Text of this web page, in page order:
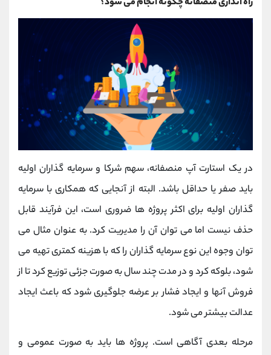
در یک استارت آپ منصفانه، سهم شرکا و سرمایه گذاران اولیه
باید صفر یا حداقل باشد. البته از آنجایی که همکاری با سرمایه
گذاران اولیه برای اکثر پروژه ها ضروری است، این فرآیند قابل
حذف نیست اما می توان آن را مدیریت کرد. به عنوان مثال می
توان وجوه این نوع سرمایه گذاران را که با هزینه کمتری تهیه می
شود، بلوکه کرد و در مدت چند سال به صورت جزئی توزیع کرد تا از
فروش آنها و ایجاد فشار بر عرضه جلوگیری شود که باعث ایجاد
عدالت بیشتر می شود.
مرحله بعدی آگاهی است. پروژه ها باید به صورت عمومی و